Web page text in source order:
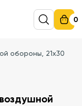
0
обороны, 21х30